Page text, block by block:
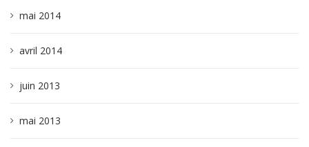
mai 2014
avril 2014
juin 2013
mai 2013